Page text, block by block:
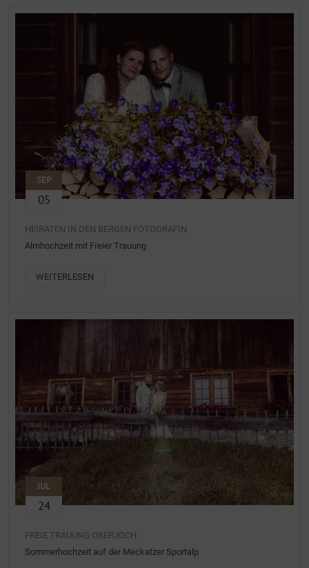
SEP
05
HEIRATEN IN DEN BERGEN FOTOGRAFIN
Almhochzeit mit Freier Trauung
WEITERLESEN
JUL
24
FREIE TRAUUNG OBERJOCH
Sommerhochzeit auf der Meckatzer Sportalp